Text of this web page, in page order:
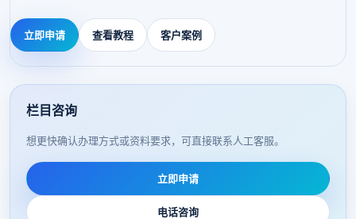
立即申请 查看教程 客户案例
栏目咨询
想更快确认办理方式或资料要求，可直接联系人工客服。
立即申请
电话咨询